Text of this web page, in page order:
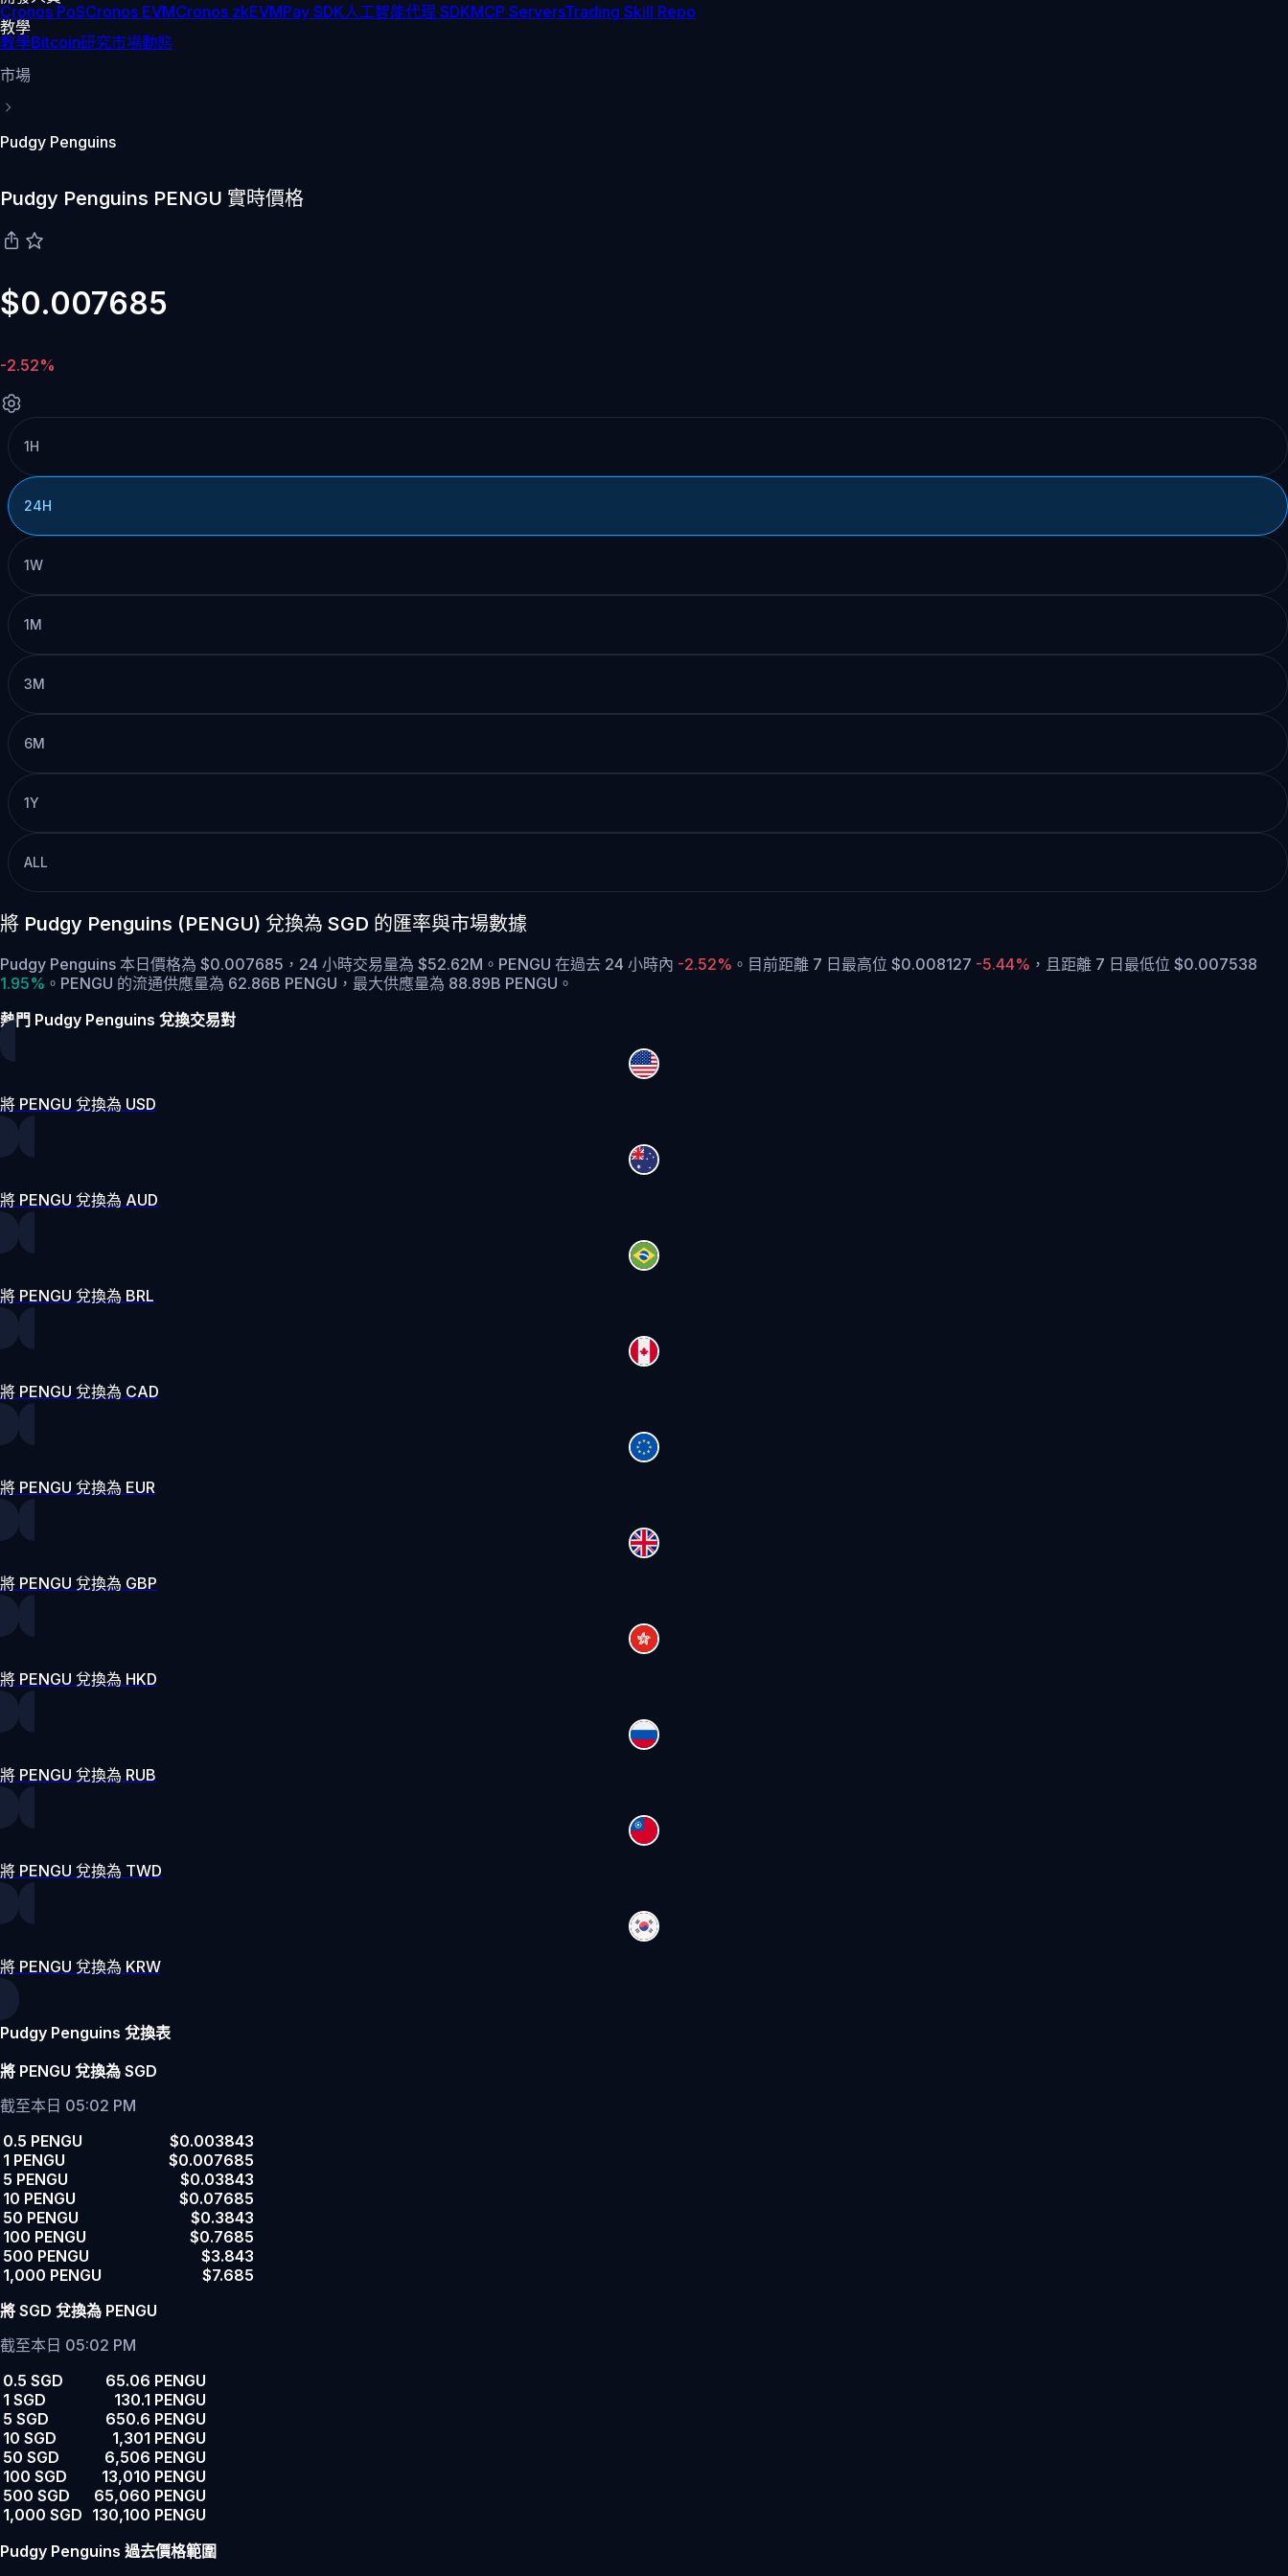
Cronos PoSCronos EVMCronos zkEVMPay SDK人工智能代理 SDKMCP ServersTrading Skill Repo
教學
教學Bitcoin研究市場動態
市場
Pudgy Penguins
Pudgy Penguins PENGU 實時價格
$0.007685
-2.52%
1H
24H
1W
1M
3M
6M
1Y
ALL
將 Pudgy Penguins (PENGU) 兌換為 SGD 的匯率與市場數據
Pudgy Penguins 本日價格為 $0.007685，24 小時交易量為 $52.62M。PENGU 在過去 24 小時內 -2.52% 。 目前距離 7 日最高位 $0.008127 -5.44% ， 且距離 7 日最低位 $0.007538
1.95% 。 PENGU 的流通供應量為 62.86B PENGU，最大供應量為 88.89B PENGU。
熱門 Pudgy Penguins 兌換交易對
將 PENGU 兌換為 USD
將 PENGU 兌換為 AUD
將 PENGU 兌換為 BRL
將 PENGU 兌換為 CAD
將 PENGU 兌換為 EUR
將 PENGU 兌換為 GBP
將 PENGU 兌換為 HKD
將 PENGU 兌換為 RUB
將 PENGU 兌換為 TWD
將 PENGU 兌換為 KRW
Pudgy Penguins 兌換表
將 PENGU 兌換為 SGD
截至本日 05:02 PM
0.5 PENGU
$0.003843
1 PENGU
$0.007685
5 PENGU
$0.03843
10 PENGU
$0.07685
50 PENGU
$0.3843
100 PENGU
$0.7685
500 PENGU
$3.843
1,000 PENGU
$7.685
將 SGD 兌換為 PENGU
截至本日 05:02 PM
0.5 SGD
65.06 PENGU
1 SGD
130.1 PENGU
5 SGD
650.6 PENGU
10 SGD
1,301 PENGU
50 SGD
6,506 PENGU
100 SGD
13,010 PENGU
500 SGD
65,060 PENGU
1,000 SGD 130,100 PENGU
Pudgy Penguins 過去價格範圍